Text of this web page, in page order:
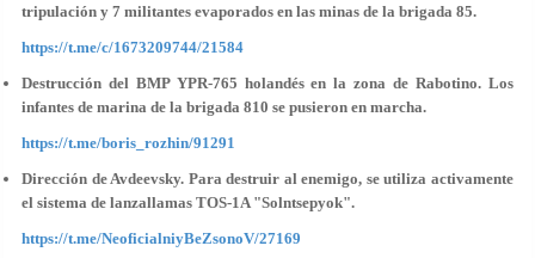
tripulación y 7 militantes evaporados en las minas de la brigada 85.
https://t.me/c/1673209744/21584
Destrucción del BMP YPR-765 holandés en la zona de Rabotino. Los
infantes de marina de la brigada 810 se pusieron en marcha.
https://t.me/boris_rozhin/91291
Dirección de Avdeevsky. Para destruir al enemigo, se utiliza activamente
el sistema de lanzallamas TOS-1A "Solntsepyok".
https://t.me/NeoficialniyBeZsonoV/27169